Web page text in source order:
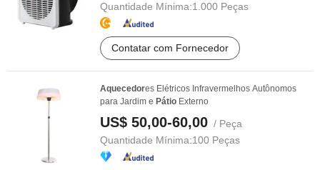
Quantidade Mínima:1.000 Peças
Contatar com Fornecedor
Aquecedores Elétricos Infravermelhos Autônomos
para Jardim e Pátio Externo
US$ 50,00-60,00 / Peça
Quantidade Mínima:100 Peças